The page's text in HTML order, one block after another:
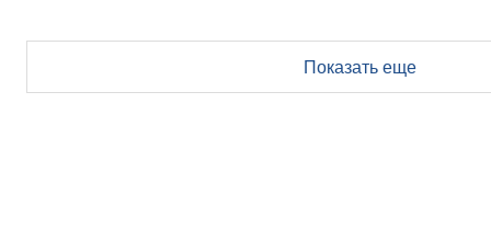
Показать еще